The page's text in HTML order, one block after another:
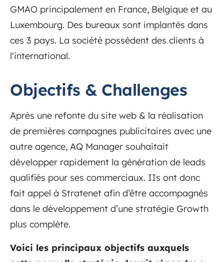
GMAO principalement en France, Belgique et au
Luxembourg. Des bureaux sont implantés dans
ces 3 pays. La société possèdent des clients à
l'international.
Objectifs & Challenges
Après une refonte du site web & la réalisation
de premières campagnes publicitaires avec une
autre agence, AQ Manager souhaitait
développer rapidement la génération de leads
qualifiés pour ses commerciaux. IIs ont donc
fait appel à Stratenet afin d’être accompagnés
dans le développement d’une stratégie Growth
plus complète.
Voici les principaux objectifs auxquels